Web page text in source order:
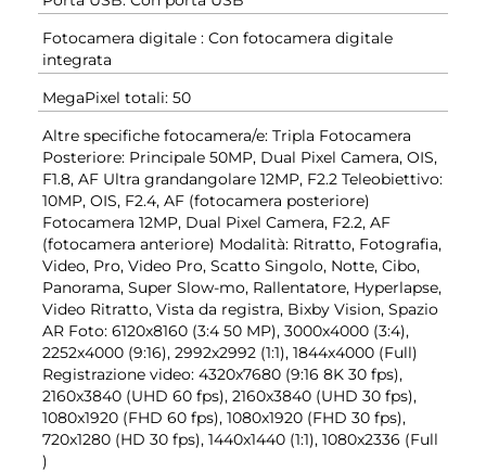
Fotocamera digitale : Con fotocamera digitale
integrata
MegaPixel totali: 50
Altre specifiche fotocamera/e: Tripla Fotocamera
Posteriore: Principale 50MP, Dual Pixel Camera, OIS,
F1.8, AF Ultra grandangolare 12MP, F2.2 Teleobiettivo:
10MP, OIS, F2.4, AF (fotocamera posteriore)
Fotocamera 12MP, Dual Pixel Camera, F2.2, AF
(fotocamera anteriore) Modalità: Ritratto, Fotografia,
Video, Pro, Video Pro, Scatto Singolo, Notte, Cibo,
Panorama, Super Slow-mo, Rallentatore, Hyperlapse,
Video Ritratto, Vista da registra, Bixby Vision, Spazio
AR Foto: 6120x8160 (3:4 50 MP), 3000x4000 (3:4),
2252x4000 (9:16), 2992x2992 (1:1), 1844x4000 (Full)
Registrazione video: 4320x7680 (9:16 8K 30 fps),
2160x3840 (UHD 60 fps), 2160x3840 (UHD 30 fps),
1080x1920 (FHD 60 fps), 1080x1920 (FHD 30 fps),
720x1280 (HD 30 fps), 1440x1440 (1:1), 1080x2336 (Full
)